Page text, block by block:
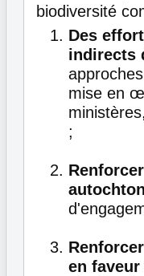
biodiversité
Des
indirects
mise en
;
en